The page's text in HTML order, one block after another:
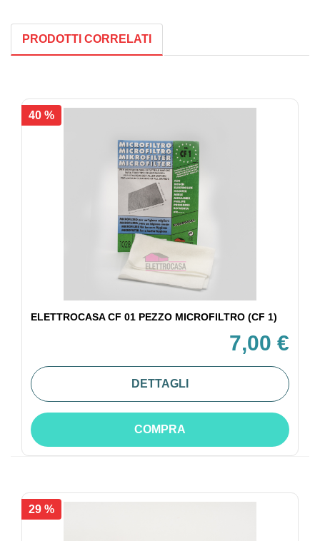
PRODOTTI CORRELATI
40 %
ELETTROCASA CF 01 PEZZO MICROFILTRO (CF 1)
7,00 €
DETTAGLI
COMPRA
29 %